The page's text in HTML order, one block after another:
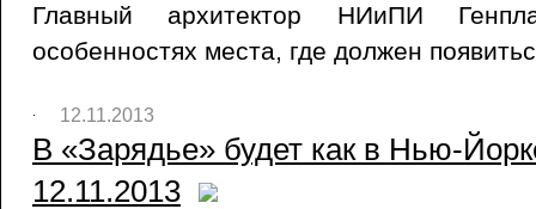
Главный архитектор НИиПИ
особенностях места, где должен
12.11.2013
В «Зарядье» будет как в Нью-
12.11.2013